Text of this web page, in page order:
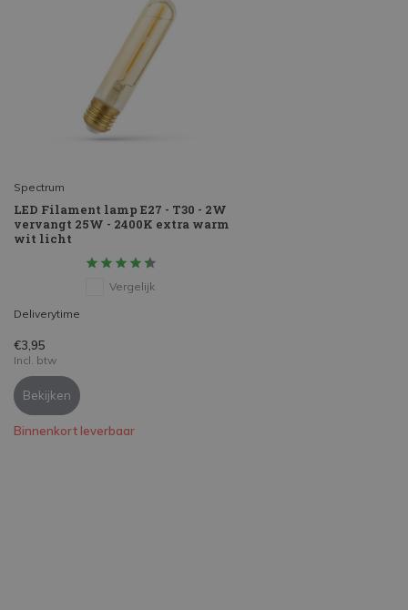
Spectrum
LED Filament lamp E27 - T30 - 2W
vervangt 25W - 2400K extra warm
wit licht
Vergelijk
Deliverytime
€3,95
Incl. btw
Bekijken
Binnenkort leverbaar